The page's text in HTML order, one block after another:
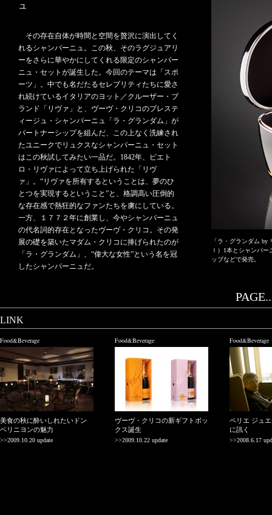
ュ
その存在自体が時間と空間を贅沢に演出してく
れるシャンパーニュ。この秋、そのラグジュアリ
ーをさらに華やかにしてくれる限定のシャンパー
ニュ・セットが誕生した。今回のテーマは「スポ
ーツ」。中でも名だたるセレブリティたちに愛さ
れ続けているイタリアのヨット／クルーザー・ブ
ランド「リヴァ」と、ヴーヴ・クリコのプレステ
ィージュ・シャンパーニュ「ラ・グランダム」が
パートナーシップを組んだ、この上なく洗練され
たユニークでリュクスなシャンパーニュ・セット
はこの秋試してみたい一品だ。1842年、ピエト
ロ・リヴァによって立ち上げられた「リヴ
ァ」。“リヴァを所有するということは、夢のひ
とつを実現するということ”と、格調高い圧倒的
な存在感で熱狂的なファンたちを虜にしている。
一方、１７７２年に創業し、今やシャンパーニュ
の代名詞的存在となったヴーヴ・クリコ。その発
展の礎を築いたマダム・クリコに捧げられたのが
「ラ・グランダム」、“偉大な女性”という名を冠
したシャンパーニュだ。
「ラ・グランダム
ｌ）1本とシャンパ
ップなどで発売。
LINK
Food&Beverage
美食の秋に酔いしれたいドン
ペリニヨンの魅力
>>2009.10.20 update
Food&Beverage
ヴーヴ・クリコの新ギフトボッ
クス誕生
>>2009.10.22 update
Food&Beverage
ペリエ ジュ
に訊く
>>2008.6.17